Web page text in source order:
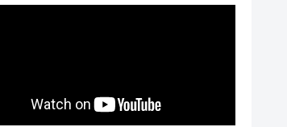
川遊びにおすすめ！BBQも
できる絶景＆秘境スポット
軽井沢マリオットホテルの